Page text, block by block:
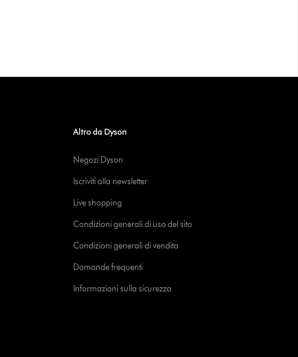
Altro da Dyson
Negozi Dyson
Iscriviti alla newsletter
Live shopping
Condizioni generali di uso del sito
Condizioni generali di vendita
Domande frequenti
Informazioni sulla sicurezza